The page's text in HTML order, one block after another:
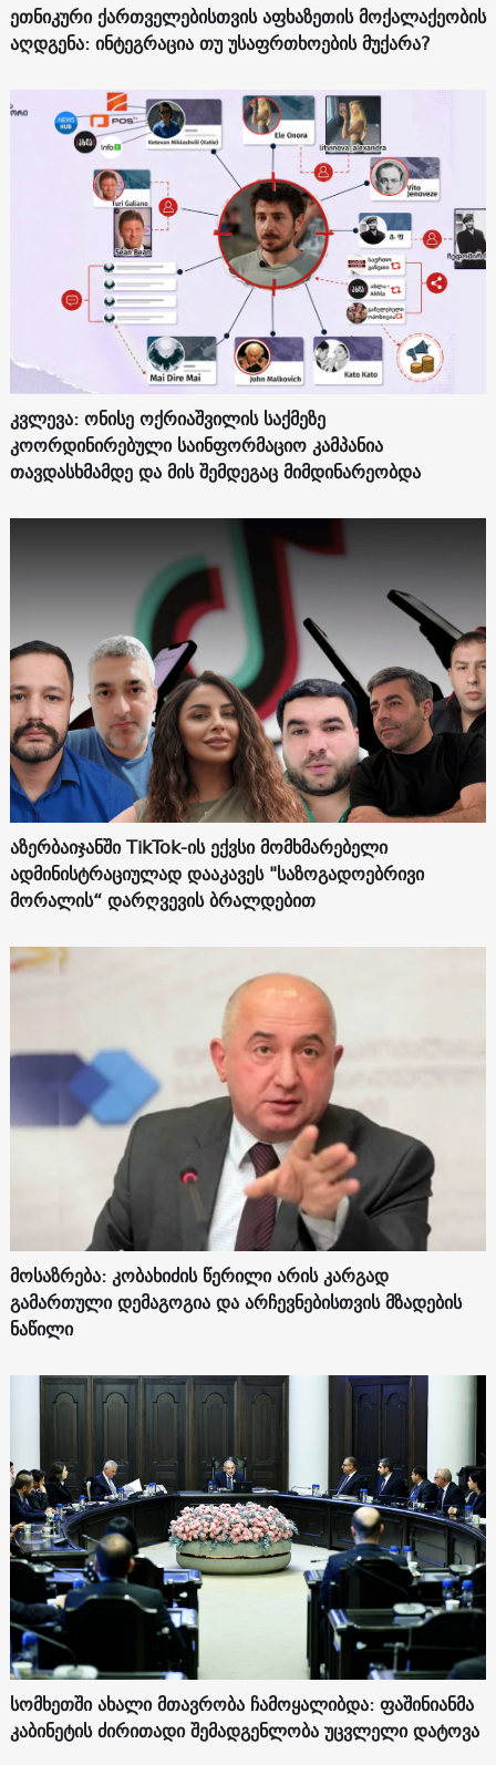
ეთნიკური ქართველებისთვის აფხაზეთის მოქალაქეობის
აღდგენა: ინტეგრაცია თუ უსაფრთხოების მუქარა?
კვლევა: ონისე ოქრიაშვილის საქმეზე
კოორდინირებული საინფორმაციო კამპანია
თავდასხმამდე და მის შემდეგაც მიმდინარეობდა
აზერბაიჯანში TikTok-ის ექვსი მომხმარებელი
ადმინისტრაციულად დააკავეს "საზოგადოებრივი
მორალის“ დარღვევის ბრალდებით
მოსაზრება: კობახიძის წერილი არის კარგად
გამართული დემაგოგია და არჩევნებისთვის მზადების
ნაწილი
სომხეთში ახალი მთავრობა ჩამოყალიბდა: ფაშინიანმა
კაბინეტის ძირითადი შემადგენლობა უცვლელი დატოვა